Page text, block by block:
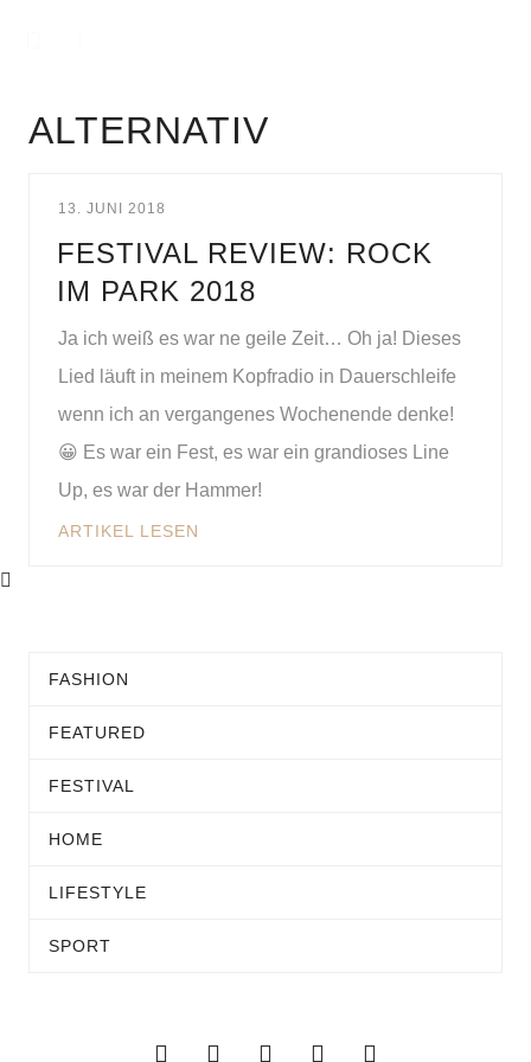
ALTERNATIV
13. JUNI 2018
FESTIVAL REVIEW: ROCK
IM PARK 2018
Ja ich weiß es war ne geile Zeit… Oh ja! Dieses
Lied läuft in meinem Kopfradio in Dauerschleife
wenn ich an vergangenes Wochenende denke!
😀 Es war ein Fest, es war ein grandioses Line
Up, es war der Hammer!
ARTIKEL LESEN
FASHION
FEATURED
FESTIVAL
HOME
LIFESTYLE
SPORT